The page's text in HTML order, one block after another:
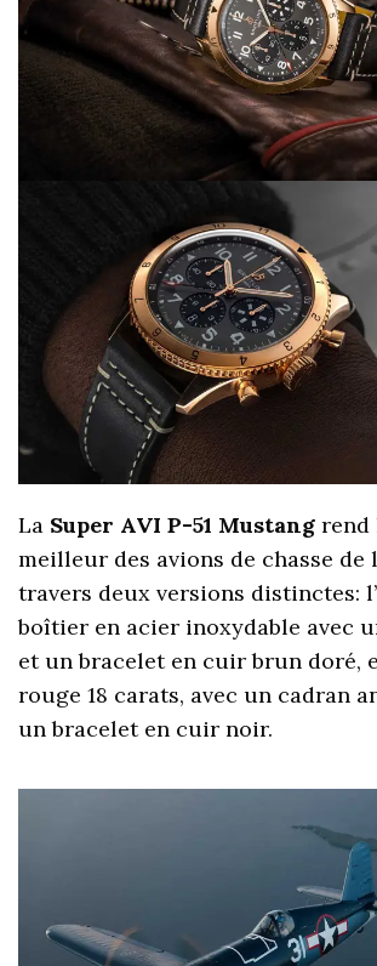
La Super AVI P-51 Mustang rend
meilleur des avions de chasse de
travers deux versions distinctes:
boîtier en acier inoxydable avec
et un bracelet en cuir brun doré,
rouge 18 carats, avec un cadran
un bracelet en cuir noir.